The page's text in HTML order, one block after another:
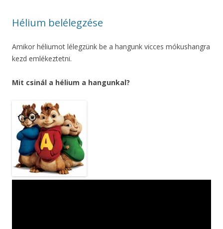
Hélium belélegzése
Amikor héliumot lélegzünk be a hangunk vicces mókushangra
kezd emlékeztetni.
Mit csinál a hélium a hangunkal?